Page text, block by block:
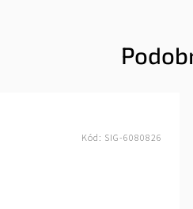
Kód: SIG-6080826